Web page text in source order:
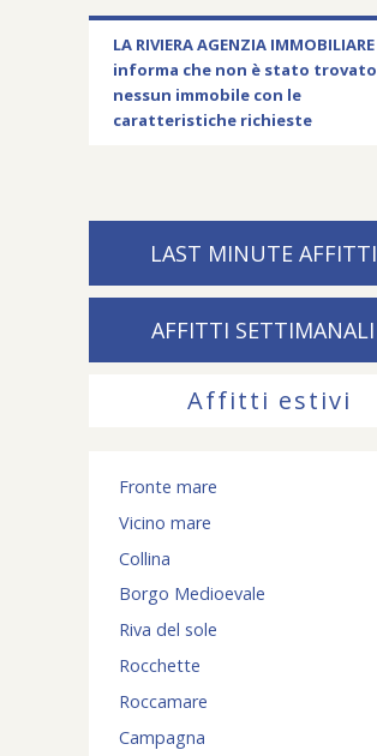
LA RIVIERA AGENZIA IMMOBILIARE
informa che non è stato trovato
nessun immobile con le
caratteristiche richieste
LAST MINUTE AFFITTI
AFFITTI SETTIMANALI
Affitti estivi
Fronte mare
Vicino mare
Collina
Borgo Medioevale
Riva del sole
Rocchette
Roccamare
Campagna